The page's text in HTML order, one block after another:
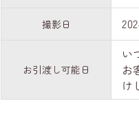
撮影日
お引渡し可能日
い
お
け